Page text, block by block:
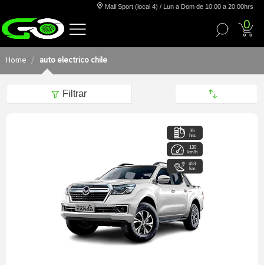
Mall Sport (local 4) / Lun a Dom de 10:00 a 20:00hrs
0
Home auto electrico chile
Filtrar
35
hrs
130
km/h
453
km